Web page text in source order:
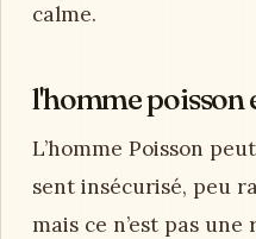
calme.
l'homme poisson
L’homme Poisson
sent insécurisé, peu
mais ce n’est pas une